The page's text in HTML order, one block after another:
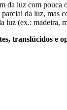
da luz com
parcial da luz, mas
luz (ex.: madeira,
translúcidos e